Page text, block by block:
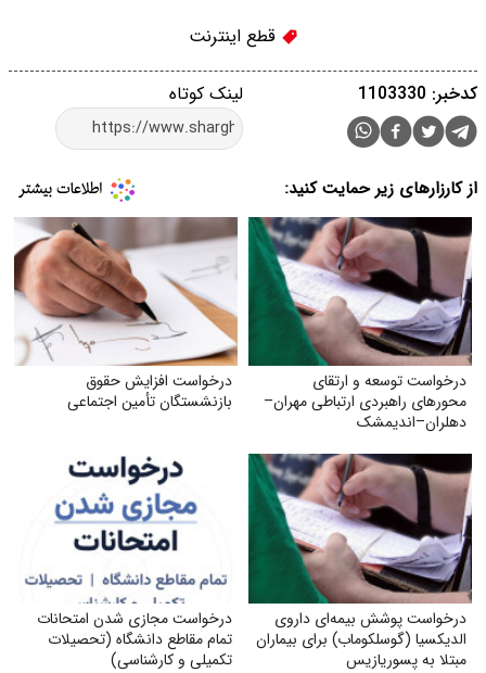
قطع اینترنت
لینک کوتاه کدخبر: 1103330
از کارزارهای زیر حمایت کنید:
درخواست توسعه و ارتقای
محورهای راهبردی ارتباطی مهران–
دهلران–اندیمشک
درخواست افزایش حقوق
بازنشستگان تأمین اجتماعی
درخواست پوشش بیمه‌ای داروی
الدیکسیا (گوسلکوماب) برای بیماران
مبتلا به پسوریازیس
درخواست مجازی شدن امتحانات
تمام مقاطع دانشگاه (تحصیلات
تکمیلی و کارشناسی)